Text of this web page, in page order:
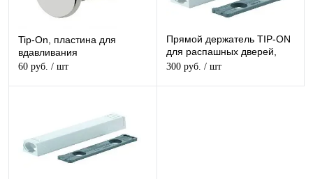
Tip-On, пластина для
вдавливания
60 руб. / шт
Прямой держатель TIP-ON
для распашных дверей,
короткий
300 руб. / шт